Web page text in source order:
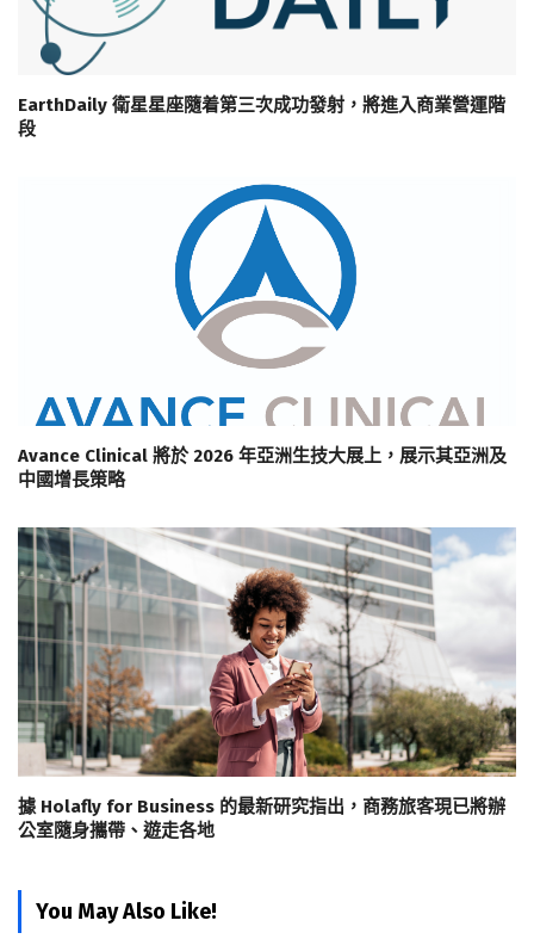
EarthDaily 衛星星座隨着第三次成功發射，將進入商業營運階
段
Avance Clinical 將於 2026 年亞洲生技大展上，展示其亞洲及
中國增長策略
據 Holafly for Business 的最新研究指出，商務旅客現已將辦
公室隨身攜帶、遊走各地
You May Also Like!